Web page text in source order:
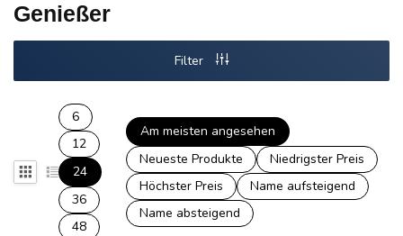
Genießer
Filter
6
12
24
36
48
Am meisten angesehen
Neueste Produkte
Niedrigster Preis
Höchster Preis
Name aufsteigend
Name absteigend